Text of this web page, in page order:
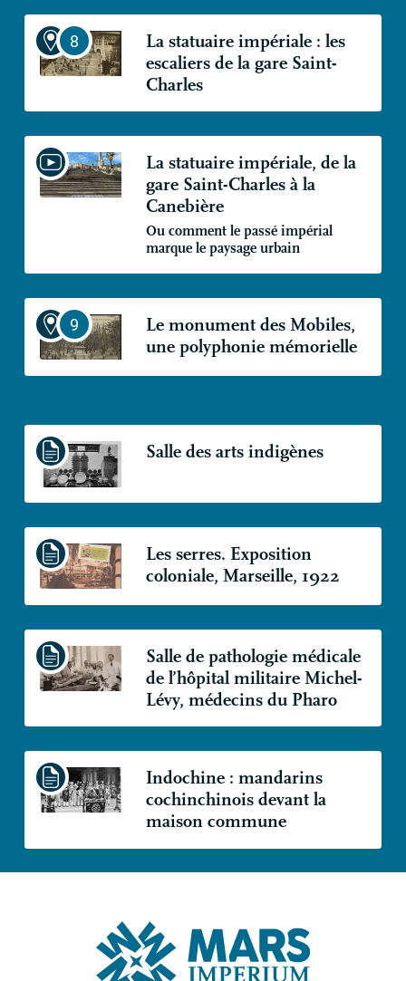
La statuaire impériale : les
escaliers de la gare Saint-
Charles
La statuaire impériale, de la
gare Saint-Charles à la
Canebière
Ou comment le passé impérial
marque le paysage urbain
Le monument des Mobiles,
une polyphonie mémorielle
Salle des arts indigènes
Les serres. Exposition
coloniale, Marseille, 1922
Salle de pathologie médicale
de l’hôpital militaire Michel-
Lévy, médecins du Pharo
Indochine : mandarins
cochinchinois devant la
maison commune